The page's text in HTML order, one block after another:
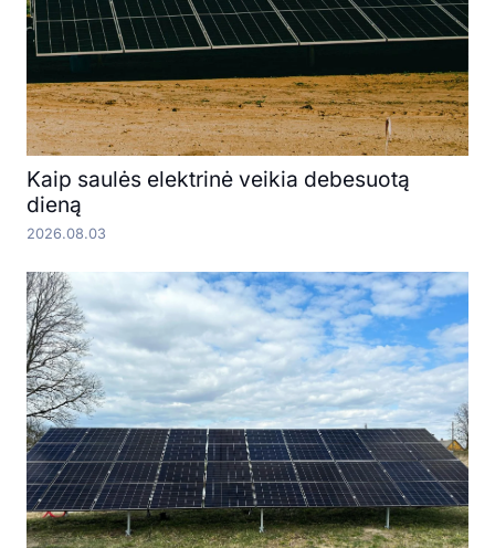
Kaip saulės elektrinė veikia debesuotą
dieną
2026.08.03